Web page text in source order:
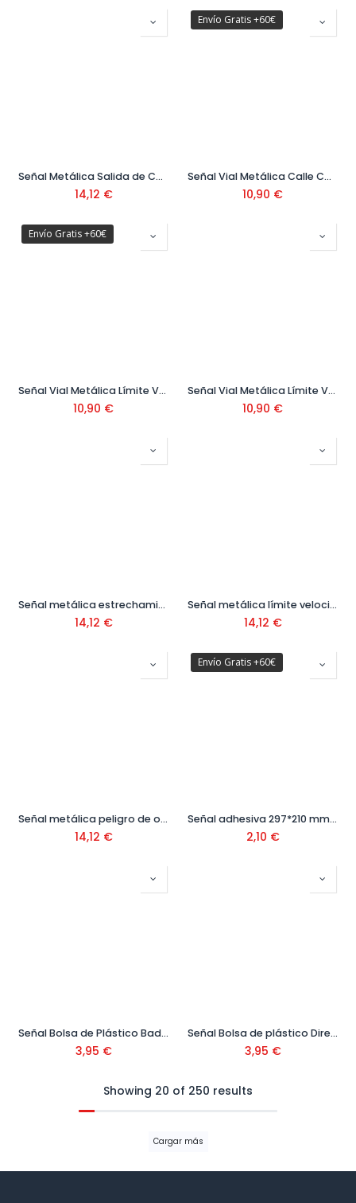
Señal Metálica Salida de Camiones
14,12 €
Envío Gratis +60€
Señal Vial Metálica Calle Cortada por Obras 500x500 mm Ref. V10036
10,90 €
Envío Gratis +60€
Señal Vial Metálica Límite Velocidad 20 Km 500 mm Ref. V10020
10,90 €
Señal Vial Metálica Límite Velocidad 40 Km
10,90 €
Señal metálica estrechamiento de calzada Ref: REF. 008
14,12 €
Señal metálica límite velocidad 20 Ref: REF.014
14,12 €
Señal metálica peligro de obras Ref: REF-005
14,12 €
Envío Gratis +60€
Señal adhesiva 297*210 mm Ref. VV02AD297210
2,10 €
Señal Bolsa de Plástico Baden
3,95 €
Señal Bolsa de plástico Dirección Prohibida
3,95 €
Showing 20 of 250 results
Cargar más